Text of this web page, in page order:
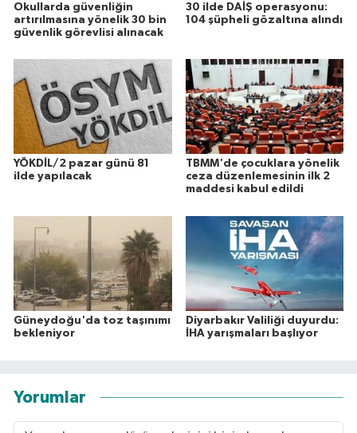
Okullarda güvenliğin
artırılmasına yönelik 30 bin
güvenlik görevlisi alınacak
30 ilde DAİŞ operasyonu:
104 şüpheli gözaltına alındı
YÖKDİL/2 pazar günü 81
ilde yapılacak
TBMM'de çocuklara yönelik
ceza düzenlemesinin ilk 2
maddesi kabul edildi
Güneydoğu'da toz taşınımı
bekleniyor
Diyarbakır Valiliği duyurdu:
İHA yarışmaları başlıyor
Yorumlar